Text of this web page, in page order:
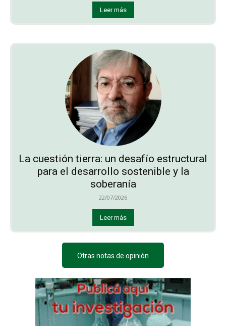
Leer más
La cuestión tierra: un desafío estructural
para el desarrollo sostenible y la
soberanía
22/07/2026
Leer más
Otras notas de opinión